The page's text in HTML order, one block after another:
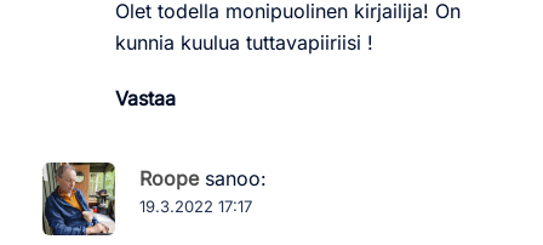
Olet todella monipuolinen kirjailija! On
kunnia kuulua tuttavapiiriisi !
Vastaa
Roope sanoo:
19.3.2022 17:17